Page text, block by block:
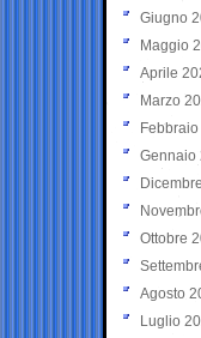
Giugno
Maggio
Aprile
Marzo
Gennaio
Ottobre
Agosto
Luglio